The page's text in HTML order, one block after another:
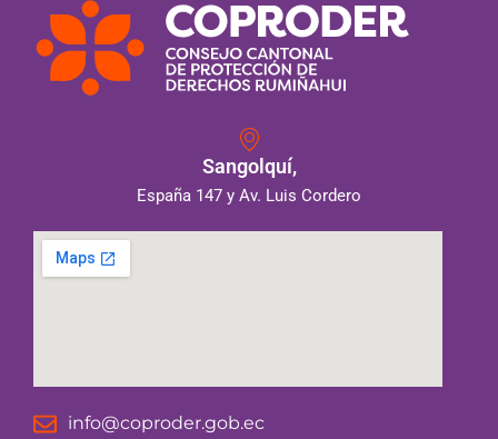
Sangolquí,
España 147 y Av. Luis Cordero
info@coproder.gob.ec